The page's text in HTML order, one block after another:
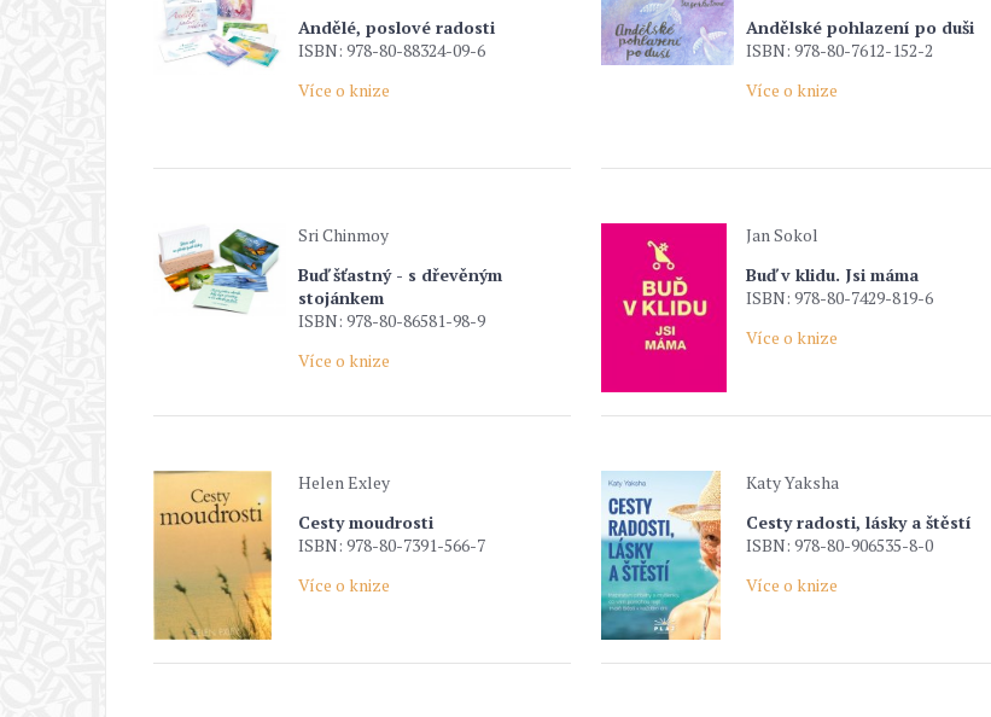
Andělé, poslové radosti
ISBN: 978-80-88324-09-6
Více o knize
Andělské pohlazení po duši
ISBN: 978-80-7612-152-2
Více o knize
Sri Chinmoy
Buď šťastný - s dřevěným
stojánkem
ISBN: 978-80-86581-98-9
Více o knize
Jan Sokol
Buď v klidu. Jsi máma
ISBN: 978-80-7429-819-6
Více o knize
Helen Exley
Cesty moudrosti
ISBN: 978-80-7391-566-7
Více o knize
Katy Yaksha
Cesty radosti, lásky a štěstí
ISBN: 978-80-906535-8-0
Více o knize